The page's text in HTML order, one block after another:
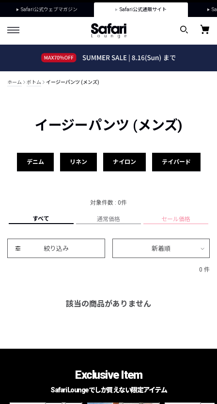
Safari公式ウェブマガジン Safari公式通販サイト
ホーム ボトム イージーパンツ (メンズ)
イージーパンツ (メンズ)
デニム リネン ナイロン テイパード
対象件数 : 0件
すべて 通常価格 セール価格
絞り込み 新着順
0 件
該当の商品がありません
Exclusive Item
Safari Loungeでしか買えない限定アイテム